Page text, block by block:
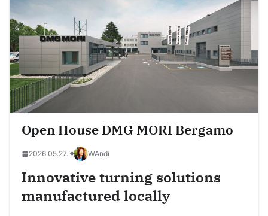
Open House DMG MORI Bergamo
2026.05.27. WAndi
Innovative turning solutions
manufactured locally